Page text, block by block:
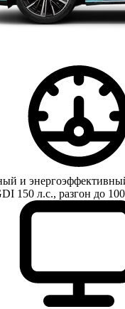
и
150 л.с., разгон до